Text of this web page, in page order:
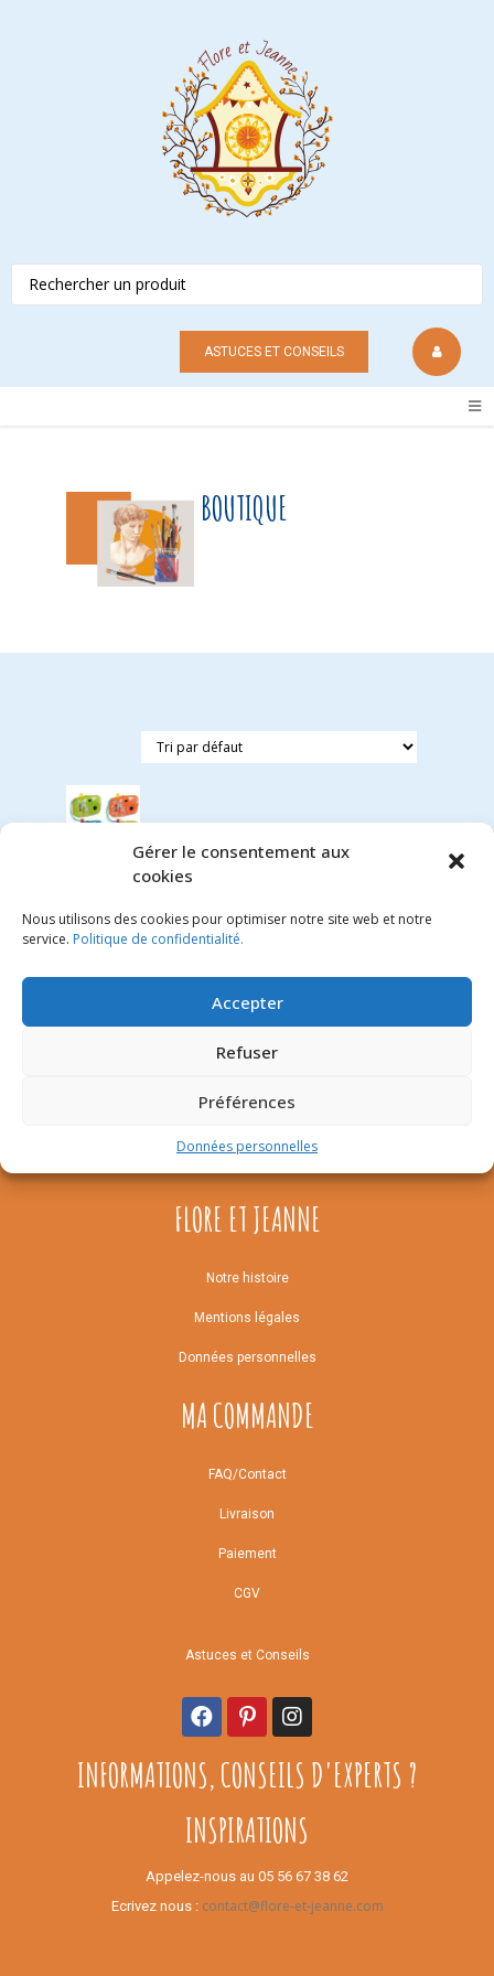
Gérer le consentement aux
cookies
Nous utilisons des cookies pour optimiser notre site web et notre
service. Politique de confidentialité.
Accepter
Refuser
Préférences
Données personnelles
ASTUCES ET CONSEILS
BOUTIQUE
Appareil
photo
avec
1.45€
FLORE ET JEANNE
Notre histoire
Mentions légales
Données personnelles
MA COMMANDE
FAQ/Contact
Livraison
Paiement
CGV
Astuces et Conseils
INFORMATIONS, CONSEILS D'EXPERTS ?
INSPIRATIONS
Appelez-nous au 05 56 67 38 62
Ecrivez nous : contact@flore-et-jeanne.com